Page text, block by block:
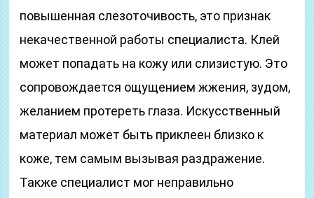
повышенная слезоточивость, это признак
некачественной работы специалиста. Клей
может попадать на кожу или слизистую. Это
сопровождается ощущением жжения, зудом,
желанием протереть глаза. Искусственный
материал может быть приклеен близко к
коже, тем самым вызывая раздражение.
Также специалист мог неправильно